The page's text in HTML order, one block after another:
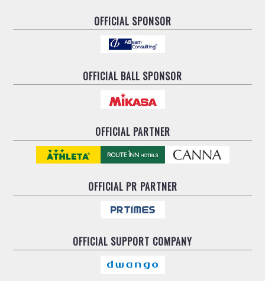
OFFICIAL SPONSOR
OFFICIAL BALL SPONSOR
OFFICIAL PARTNER
OFFICIALPR PARTNER
OFFICIAL SUPPORT COMPANY